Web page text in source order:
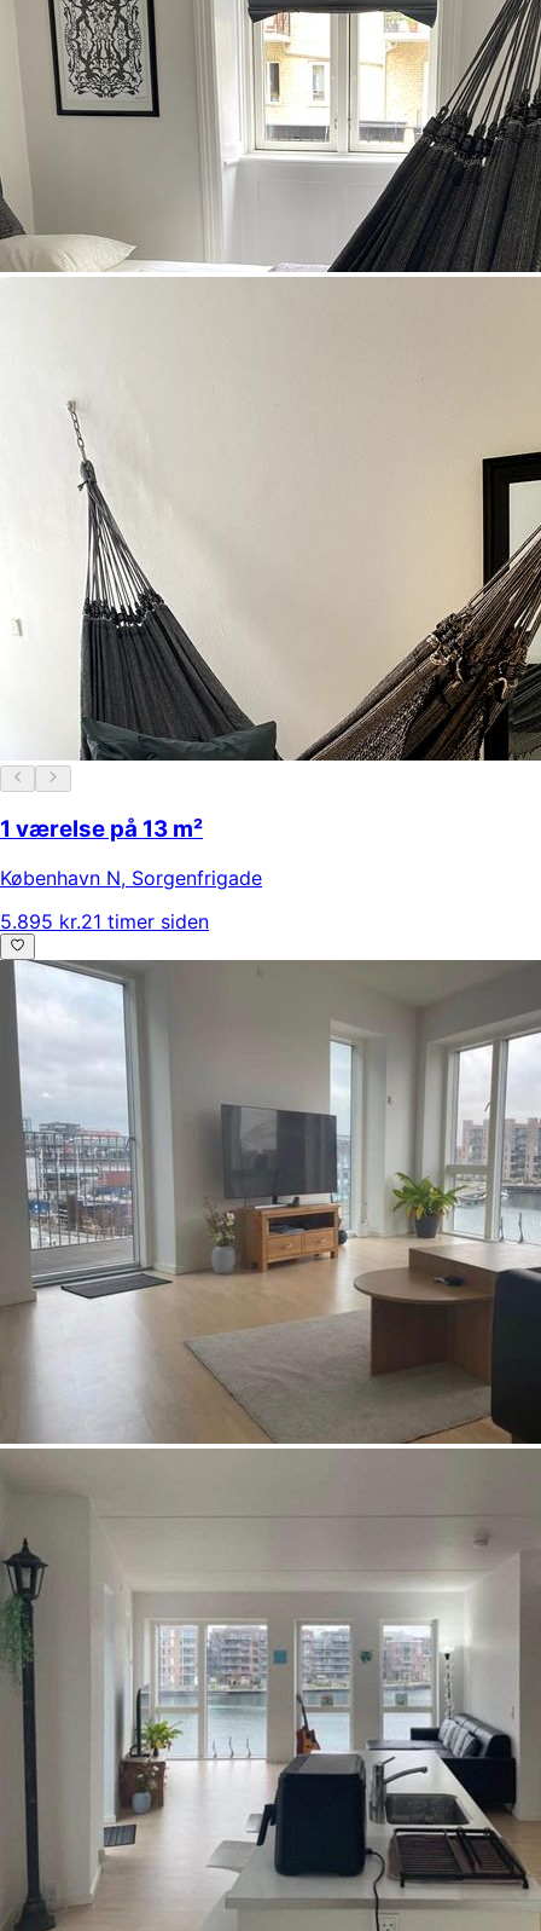
1 værelse på 13 m²
København N, Sorgenfrigade
5.895 kr.21 timer siden